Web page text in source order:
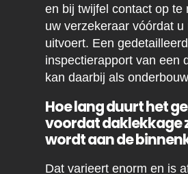
en bij twijfel contact op te
uw verzekeraar vóórdat u
uitvoert. Een gedetailleerd
inspectierapport van een
kan daarbij als
Hoe lang duurt het
voordat daklekkage
wordt aan de
Dat varieert enorm en is